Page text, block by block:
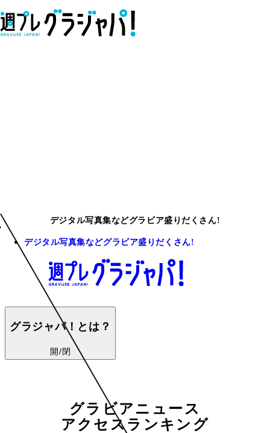
デジタル写真集などグラビア盛りだくさん!
デジタル写真集などグラビア盛りだくさん!
グラジャパ！とは？
開/閉
グラビアニュース
アクセスランキング